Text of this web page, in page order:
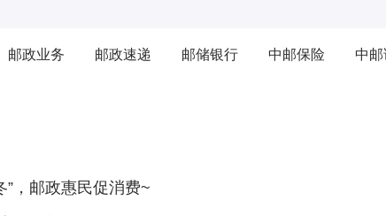
邮政业务 邮政速递 邮储银行 中邮保险 中
”，邮政惠民促消费~